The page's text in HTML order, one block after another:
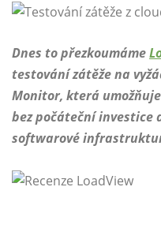
Dnes to přezkoumáme
testování zátěže na
Monitor, která
bez počáteční investice
softwarové